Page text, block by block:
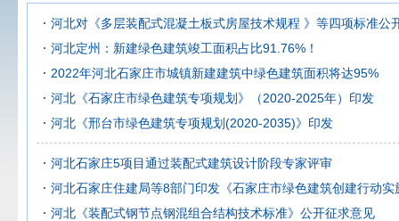
河北对《多层装配式混凝土板式房屋技术规程 》等四项标准公
河北定州：新建绿色建筑竣工面积占比91.76%！
2022年河北石家庄市城镇新建建筑中绿色建筑面积将达95%
河北《石家庄市绿色建筑专项规划》（2020-2025年）印发
河北《邢台市绿色建筑专项规划(2020-2035)》印发
河北石家庄5项目通过装配式建筑设计阶段专家评审
河北石家庄住建局等8部门印发《石家庄市绿色建筑创建行动实
河北《装配式钢节点钢混组合结构技术标准》公开征求意见